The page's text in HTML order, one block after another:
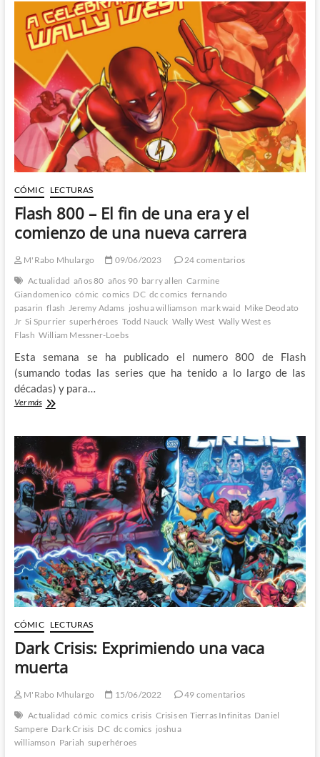
serie
increíblemente
buena
CÓMIC LECTURAS
Flash 800 – El fin de una era y el
comienzo de una nueva carrera
M'Rabo Mhulargo 09/06/2023
24 comentarios
Actualidad años 80 años 90 barry allen Carmine
Giandomenico cómic comics DC dc comics fernando
pasarin flash Jeremy Adams joshua williamson mark waid Mike Deodato
Jr Si Spurrier superhéroes Todd Nauck Wally West Wally West es
Flash William Messner-Loebs
Esta semana se ha publicado el numero 800 de Flash
(sumando todas las series que ha tenido a lo largo de las
décadas) y para…
Ver másFlash
de
una
era
el
comienzo
de
una
nueva
carrera
CÓMIC LECTURAS
Dark Crisis: Exprimiendo una vaca
muerta
M'Rabo Mhulargo 15/06/2022
49 comentarios
Actualidad cómic comics crisis Crisis en Tierras Infinitas Daniel
Sampere Dark Crisis DC dc comics joshua
williamson Pariah superhéroes